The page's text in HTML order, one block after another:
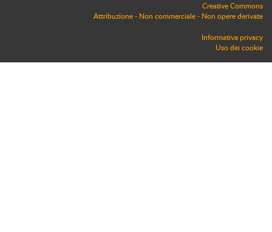
Creative Commons
Attribuzione - Non commerciale - Non opere derivate
Informativa privacy
Uso dei cookie